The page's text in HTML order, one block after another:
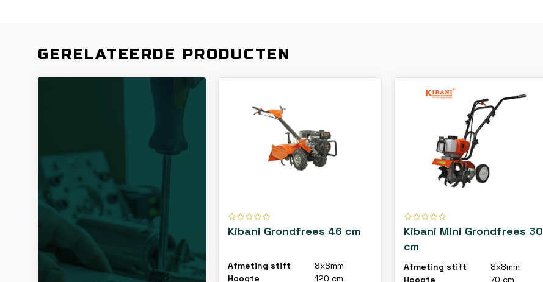
GERELATEERDE PRODUCTEN
Kibani Grondfrees 46 cm
Afmeting stift
8x8mm
Hoogte
120 cm
Kibani Mini Grondfrees 30
cm
Afmeting stift
8x8mm
Hoogte
70 cm